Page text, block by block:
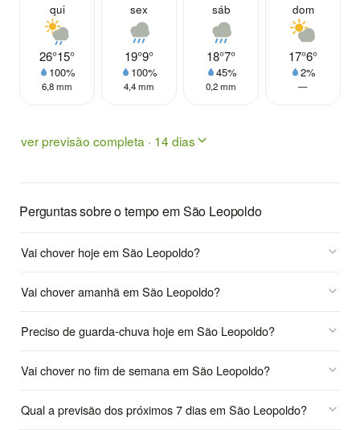
qui
26°15°
100%
6,8 mm
sex
19°9°
100%
4,4 mm
sáb
18°7°
45%
0,2 mm
dom
17°6°
2%
—
ver previsão completa · 14 dias
Perguntas sobre o tempo em São Leopoldo
Vai chover hoje em São Leopoldo?
Vai chover amanhã em São Leopoldo?
Preciso de guarda-chuva hoje em São Leopoldo?
Vai chover no fim de semana em São Leopoldo?
Qual a previsão dos próximos 7 dias em São Leopoldo?